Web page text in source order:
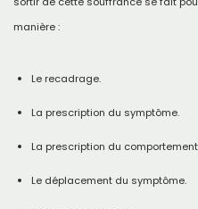
manière :
Le recadrage.
La prescription du symptôme.
La prescription du
Le déplacement du symptôme.